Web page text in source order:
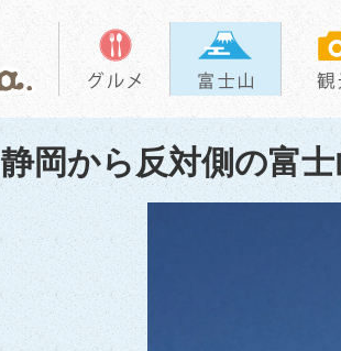
静岡から反対側の富士